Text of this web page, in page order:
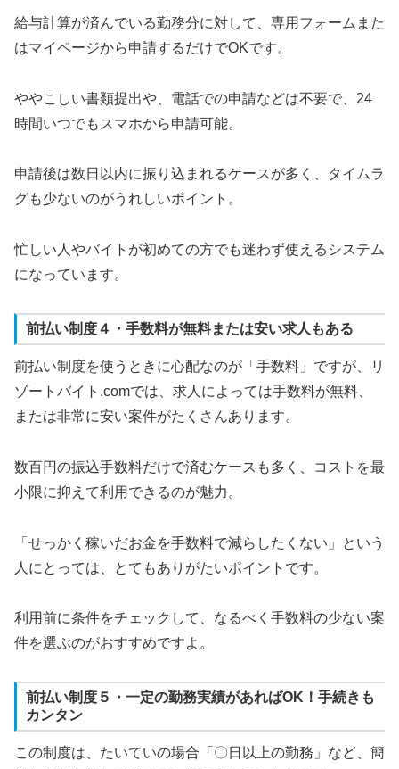
給与計算が済んでいる勤務分に対して、専用フォームまた
はマイページから申請するだけでOKです。
ややこしい書類提出や、電話での申請などは不要で、24
時間いつでもスマホから申請可能。
申請後は数日以内に振り込まれるケースが多く、タイムラ
グも少ないのがうれしいポイント。
忙しい人やバイトが初めての方でも迷わず使えるシステム
になっています。
前払い制度４・手数料が無料または安い求人もある
前払い制度を使うときに心配なのが「手数料」ですが、リ
ゾートバイト.comでは、求人によっては手数料が無料、
または非常に安い案件がたくさんあります。
数百円の振込手数料だけで済むケースも多く、コストを最
小限に抑えて利用できるのが魅力。
「せっかく稼いだお金を手数料で減らしたくない」という
人にとっては、とてもありがたいポイントです。
利用前に条件をチェックして、なるべく手数料の少ない案
件を選ぶのがおすすめですよ。
前払い制度５・一定の勤務実績があればOK！手続きも
カンタン
この制度は、たいていの場合「〇日以上の勤務」など、簡